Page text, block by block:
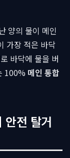
양의 물이 메인
가장 적은 바닥
바닥에 물을 버
100% 메인 통합
안전 탈거